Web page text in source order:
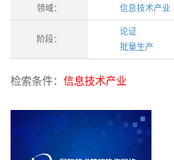
领域： 信息技术产业
阶段：
论证
批量生产
检索条件： 信息技术产业